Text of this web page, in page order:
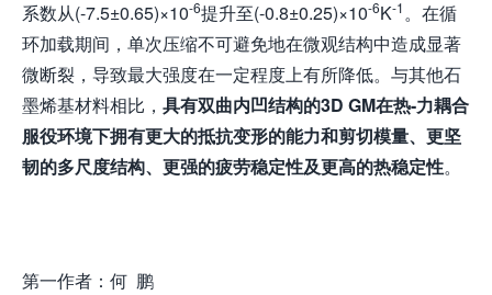
系数从(-7.5±0.65)×10-6提升至(-0.8±0.25)×10-6K-1 。在循
环加载期间，单次压缩不可避免地在微观结构中造成显著
微断裂，导致最大强度在一定程度上有所降低。与其他石
墨烯基材料相比， 具有双曲内凹结构的3D GM在热-力耦合
服役环境下拥有更大的抵抗变形的能力和剪切模量、更坚
韧的多尺度结构、 更强的疲劳稳定性及更高的热稳定性。
第一作者：何 鹏